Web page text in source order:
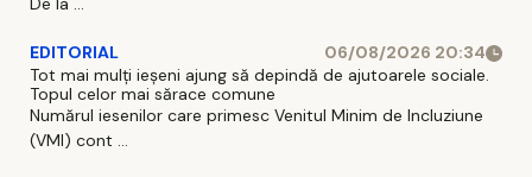
EDITORIAL
06/08/2026 20:34
Tot mai mulți ieșeni ajung să depindă de ajutoarele sociale.
Topul celor mai sărace comune
Numărul iesenilor care primesc Venitul Minim de Incluziune
(VMI) cont ...